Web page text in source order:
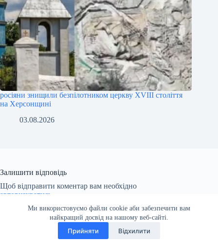
Ми використовуємо файли cookie аби забезпечити вам
найкращий досвід на нашому веб-сайті.
Прийняти Відхилити
росіяни знищили безпілотником церкву XVIII століття
на Херсонщині
03.08.2026
Залишити відповідь
Щоб відправити коментар вам необхідно
авторизуватись